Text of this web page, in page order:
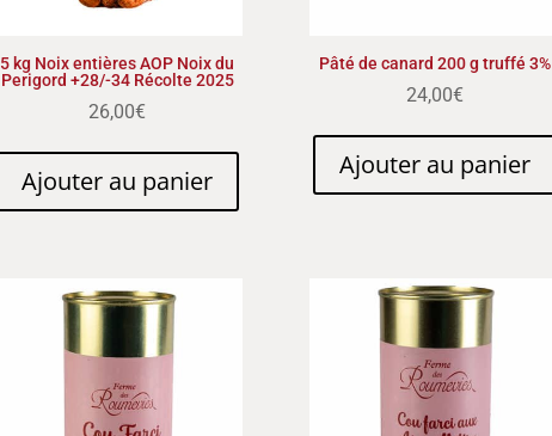
5 kg Noix entières AOP Noix du
Perigord +28/-34 Récolte 2025
26,00€
Ajouter au panier
Pâté de canard 200 g truffé 3%
24,00€
Ajouter au panier